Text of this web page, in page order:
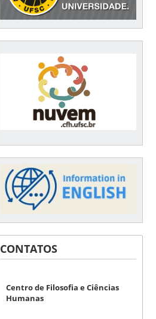
CONTATOS
Centro de Filosofia e Ciências
Humanas